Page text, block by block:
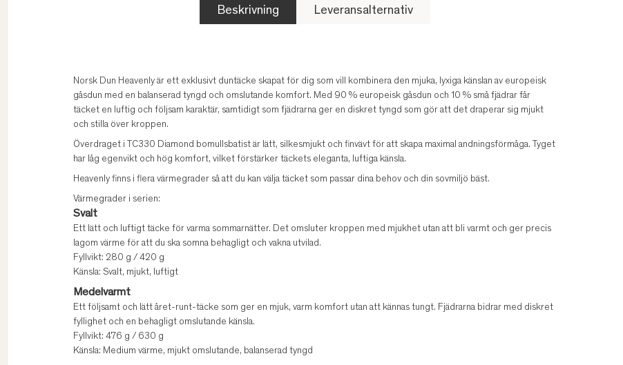
Beskrivning Leveransalternativ
Norsk Dun Heavenly är ett exklusivt duntäcke skapat för dig som vill kombinera den mjuka, lyxiga känslan av europeisk
gåsdun med en balanserad tyngd och omslutande komfort. Med 90 % europeisk gåsdun och 10 % små fjädrar får
täcket en luftig och följsam karaktär, samtidigt som fjädrarna ger en diskret tyngd som gör att det draperar sig mjukt
och stilla över kroppen.
Överdraget i TC330 Diamond bomullsbatist är lätt, silkesmjukt och finvävt för att skapa maximal andningsförmåga. Tyget
har låg egenvikt och hög komfort, vilket förstärker täckets eleganta, luftiga känsla.
Heavenly finns i flera värmegrader så att du kan välja täcket som passar dina behov och din sovmiljö bäst.
Värmegrader i serien:
Svalt
Ett lätt och luftigt täcke för varma sommarnätter. Det omsluter kroppen med mjukhet utan att bli varmt och ger precis
lagom värme för att du ska somna behagligt och vakna utvilad.
Fyllvikt: 280 g / 420 g
Känsla: Svalt, mjukt, luftigt
Medelvarmt
Ett följsamt och lätt året-runt-täcke som ger en mjuk, varm komfort utan att kännas tungt. Fjädrarna bidrar med diskret
fyllighet och en behagligt omslutande känsla.
Fyllvikt: 476 g / 630 g
Känsla: Medium värme, mjukt omslutande, balanserad tyngd